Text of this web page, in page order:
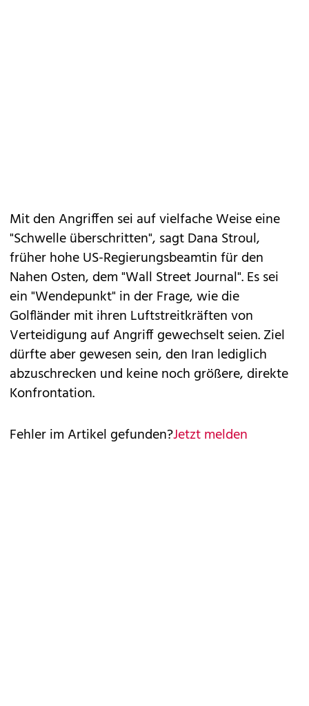
Mit den Angriffen sei auf vielfache Weise eine
"Schwelle überschritten", sagt Dana Stroul,
früher hohe US-Regierungsbeamtin für den
Nahen Osten, dem "Wall Street Journal". Es sei
ein "Wendepunkt" in der Frage, wie die
Golfländer mit ihren Luftstreitkräften von
Verteidigung auf Angriff gewechselt seien. Ziel
dürfte aber gewesen sein, den Iran lediglich
abzuschrecken und keine noch größere, direkte
Konfrontation.
Fehler im Artikel gefunden?Jetzt melden